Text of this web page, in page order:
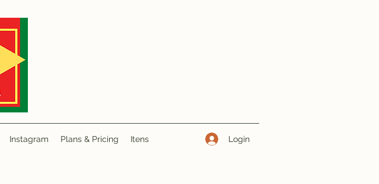
Instagram Plans & Pricing Itens Login